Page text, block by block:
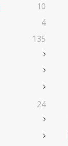
10
4
135
24